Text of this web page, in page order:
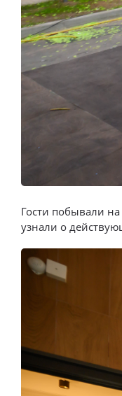
Гости побывали
узнали о